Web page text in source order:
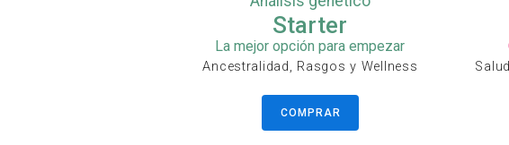
Starter
La mejor opción para empezar
Ancestralidad, Rasgos y Wellness
COMPRAR